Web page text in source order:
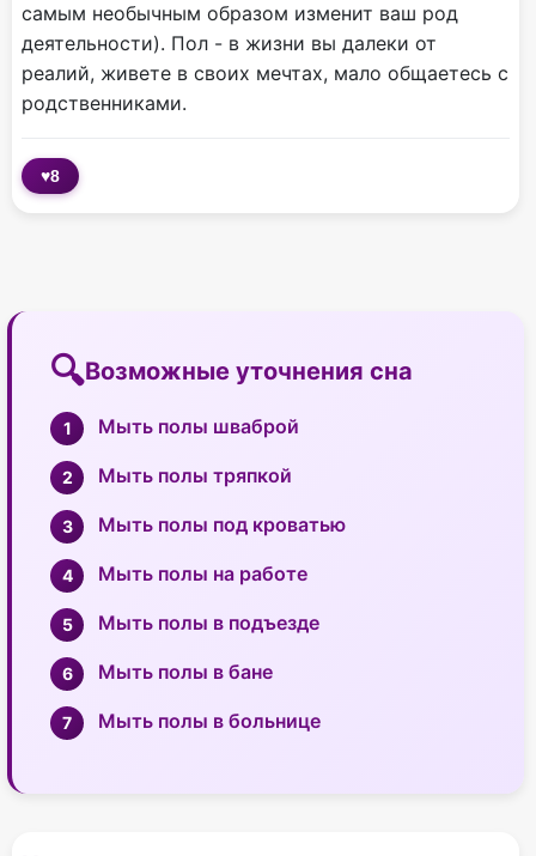
самым необычным образом изменит ваш род
деятельности). Пол - в жизни вы далеки от
реалий, живете в своих мечтах, мало общаетесь с
родственниками.
♥8
Возможные уточнения сна
Мыть полы шваброй
Мыть полы тряпкой
Мыть полы под кроватью
Мыть полы на работе
Мыть полы в подъезде
Мыть полы в бане
Мыть полы в больнице